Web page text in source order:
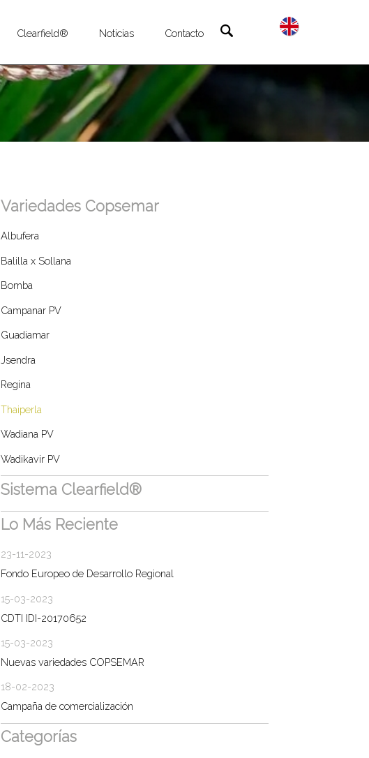
Clearfield® Noticias Contacto
Variedades Copsemar
Albufera
Balilla x Sollana
Bomba
Campanar PV
Guadiamar
Jsendra
Regina
Thaiperla
Wadiana PV
Wadikavir PV
Sistema Clearfield®
Lo Más Reciente
23-11-2023
Fondo Europeo de Desarrollo Regional
15-03-2023
CDTI IDI-20170652
15-03-2023
Nuevas variedades COPSEMAR
18-02-2023
Campaña de comercialización
Categorías